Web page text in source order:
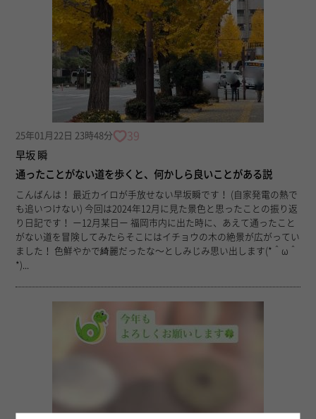
25年01月22日 23時48分 39
早坂 瞬
通ったことがない道を歩くと、何かしら良いことがある説
こんばんは！ 最近カイロが手放せない早坂瞬です！ (自家発電の熱で
も追いつけない) 今回は2024年12月に見た景色と思ったことの振り返
り日記です！ ー12月某日ー 福岡市内に出た時に、あえて通ったこと
がない道を冒険してみたらそこにはイチョウの木の絶景が広がってい
ました！ 色鮮やかで綺麗だったな〜としみじみ思い出します(*＾ω＾
*)...